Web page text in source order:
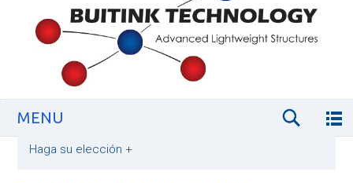
MENU
Haga su elección +